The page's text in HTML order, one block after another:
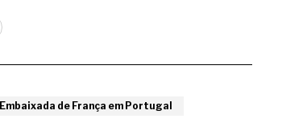
Embaixada de França em Portugal